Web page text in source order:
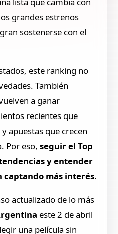
grandes estrenos
sostenerse con el
este ranking no
También
a ganar
recientes que
apuestas que crecen
Por eso,seguir el Top
y entender
captando más interés.
actualizado de lo más
este 2 de abril
una película sin